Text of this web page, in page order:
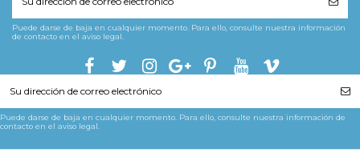
Puede darse de baja en cualquier momento. Para ello, consulte nuestra información
de contacto en el aviso legal.
Puede darse de baja en cualquier momento. Para ello, consulte nuestra información de
contacto en el aviso legal.